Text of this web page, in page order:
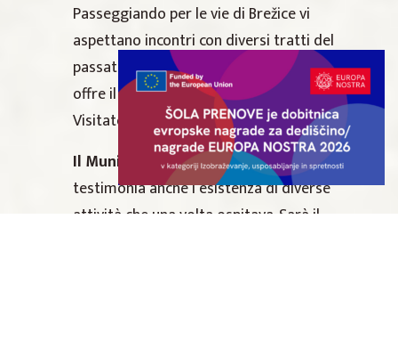
Passeggiando per le vie di Brežice vi
aspettano incontri con diversi tratti del
passato nonché con delle particolarità che
offre il territorio in vicinanza dei fiumi.
Visitate:
Il Municipio
che con la propria ideazione
testimonia anche l’esistenza di diverse
attività che una volta ospitava. Sarà il